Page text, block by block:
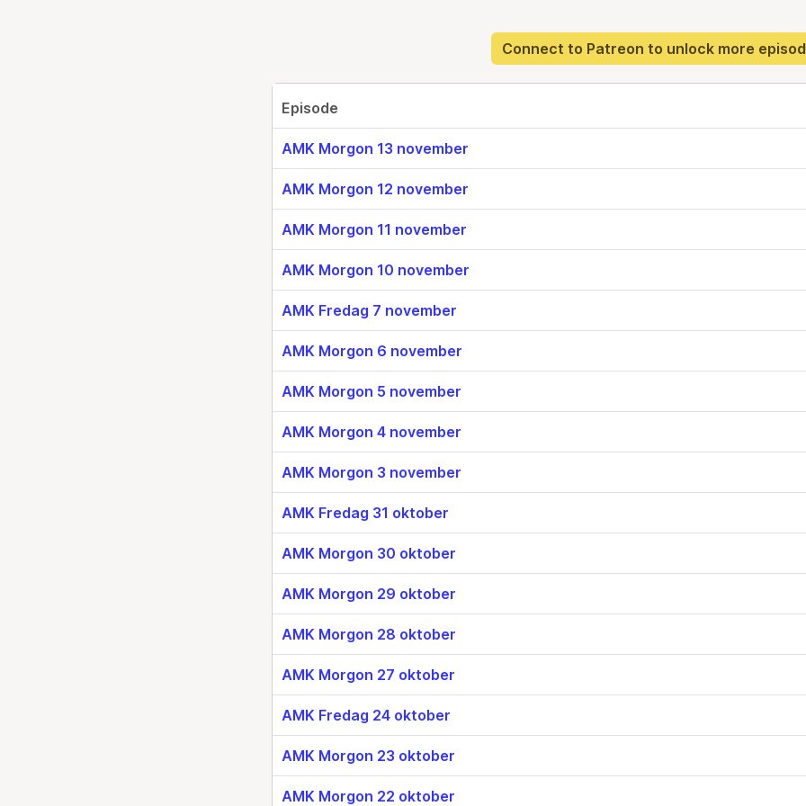
Connect to Patreon to unlock more
Episode
AMK Morgon 13 november
AMK Morgon 12 november
AMK Morgon 11 november
AMK Morgon 10 november
AMK Fredag 7 november
AMK Morgon 6 november
AMK Morgon 5 november
AMK Morgon 4 november
AMK Morgon 3 november
AMK Fredag 31 oktober
AMK Morgon 30 oktober
AMK Morgon 29 oktober
AMK Morgon 28 oktober
AMK Morgon 27 oktober
AMK Fredag 24 oktober
AMK Morgon 23 oktober
AMK Morgon 22 oktober